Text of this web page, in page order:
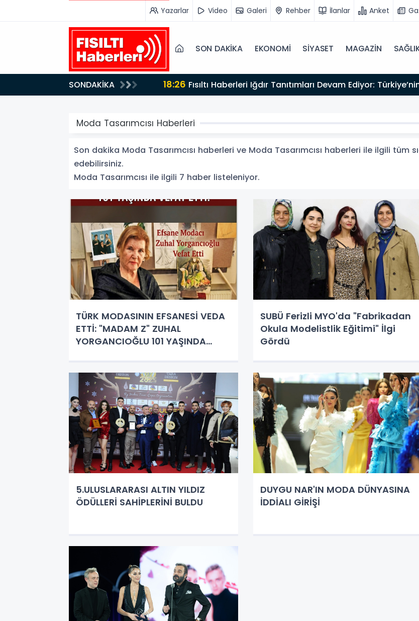
Yazarlar Video Galeri Rehber İlanlar Anket
SON DAKİKA EKONOMİ SİYASET MAGAZİN
SONDAKİKA 18:26
Keşfedilmeyi Bekliyor
Moda Tasarımcısı Haberleri
Son dakika Moda Tasarımcısı haberleri ve Moda Tasarımcısı haberleri ile ilgili tüm
edebilirsiniz.
Moda Tasarımcısı ile ilgili 7 haber listeleniyor.
TÜRK MODASININ EFSANESİ VEDA
ETTİ: "MADAM Z" ZUHAL
YORGANCIOĞLU 101 YAŞINDA
SUBÜ Ferizli MYO'da "Fabrikadan
Okula Modelistlik Eğitimi" İlgi
Gördü
5.ULUSLARARASI ALTIN YILDIZ
ÖDÜLLERİ SAHİPLERİNİ BULDU
DUYGU NAR'IN MODA DÜNYASINA
İDDİALI GİRİŞİ